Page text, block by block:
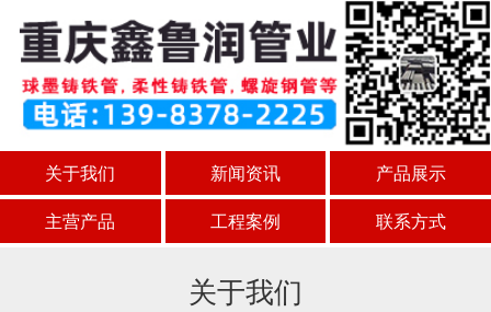
关于我们 新闻资讯
产品展示
主营产品
工程案例 联系方式
关于我们